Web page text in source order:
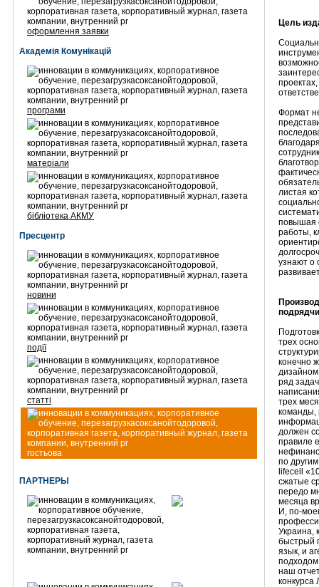
оформлення заявки
Академія Комунікацій
програми
матеріали
бібліотека АКМУ
Пресцентр
новини
події
статті
гостьова
ПАРТНЕРЫ
Цель
Формат
листая
повышая
работы,
узнают о
трех
конечно
ряд
трех
команды,
должен
правиле
по
lifecell
сжатые
передо
месяца
И, по-
Украина,
быстрый
язык, и
наш